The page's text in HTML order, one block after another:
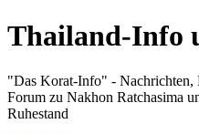
Thailand-Info
"Das Korat-Info" - Nachrichten,
Forum zu Nakhon Ratchasima
Ruhestand